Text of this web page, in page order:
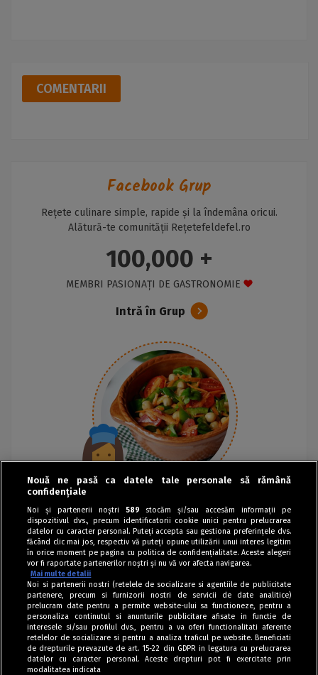
COMENTARII
Facebook Grup
Rețete culinare simple, rapide și la îndemâna oricui.
Alătură-te comunității Rețetefeldefel.ro
100,000 +
MEMBRI PASIONAȚI DE GASTRONOMIE
Intră în Grup
Nouă ne pasă ca datele tale personale să rămână
confidențiale
Noi și partenerii noștri 589 stocăm și/sau accesăm informații pe
dispozitivul dvs., precum identificatorii cookie unici pentru prelucrarea
datelor cu caracter personal. Puteți accepta sau gestiona preferințele dvs.
făcând clic mai jos, respectiv vă puteți opune utilizării unui interes legitim
în orice moment pe pagina cu politica de confidențialitate. Aceste alegeri
vor fi raportate partenerilor noștri și nu vă vor afecta navigarea.
Mai multe detalii
Noi si partenerii nostri (retelele de socializare si agentiile de publicitate
partenere, precum si furnizorii nostri de servicii de date analitice)
prelucram date pentru a permite website-ului sa functioneze, pentru a
personaliza continutul si anunturile publicitare afisate in functie de
interesele si/sau profilul dvs., pentru a va oferi functionalitati aferente
retelelor de socializare si pentru a analiza traficul pe website. Beneficiati
de drepturile prevazute de art. 15-22 din GDPR in legatura cu prelucrarea
datelor cu caracter personal. Aceste drepturi pot fi exercitate prin
modalitatea indicata